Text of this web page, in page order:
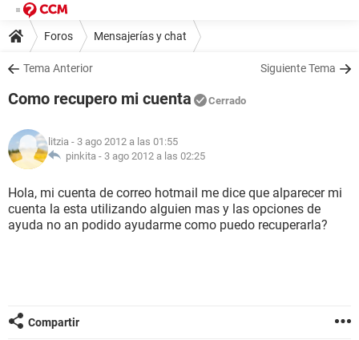
Foros Mensajerías y chat
Tema Anterior Siguiente Tema
Como recupero mi cuenta Cerrado
litzia - 3 ago 2012 a las 01:55
pinkita - 3 ago 2012 a las 02:25
Hola, mi cuenta de correo hotmail me dice que alparecer mi
cuenta la esta utilizando alguien mas y las opciones de
ayuda no an podido ayudarme como puedo recuperarla?
Compartir